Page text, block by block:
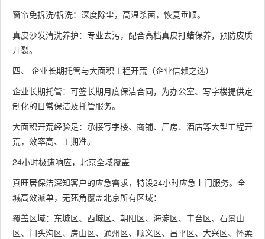
窗帘免拆洗/拆洗：深度除尘，高温杀菌，恢复垂顺。
真皮沙发清洗养护：专业去污，配合高档真皮打蜡保养，预防皮质
开裂。
四、 企业长期托管与大面积工程开荒（企业信赖之选）
企业长期托管：可签长期月度保洁合同，为办公室、写字楼提供定
制化的日常保洁及托管服务。
大面积开荒经验足：承接写字楼、商铺、厂房、酒店等大型工程开
荒，效率高、工期准。
24小时极速响应，北京全域覆盖
真旺居保洁深知客户的应急需求，特设24小时应急上门服务。全
城高效派单，无死角覆盖北京所有区域：
覆盖区域：东城区、西城区、朝阳区、海淀区、丰台区、石景山
区、门头沟区、房山区、通州区、顺义区、昌平区、大兴区、怀柔